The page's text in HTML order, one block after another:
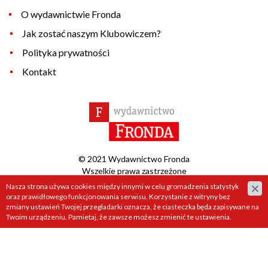
O wydawnictwie Fronda
Jak zostać naszym Klubowiczem?
Polityka prywatności
Kontakt
© 2021 Wydawnictwo Fronda
Wszelkie prawa zastrzeżone
Projekt &cms:www.zstudio.pl
Nasza strona używa cookies między innymi w celu gromadzenia statystyk
oraz prawidłowego funkcjonowania serwisu. Korzystanie z witryny bez
zmiany ustawień Twojej przegladarki oznacza, że ciasteczka będa zapisywane na
Twoim urządzeniu. Pamietaj, że zawsze możesz zmienić te ustawienia.